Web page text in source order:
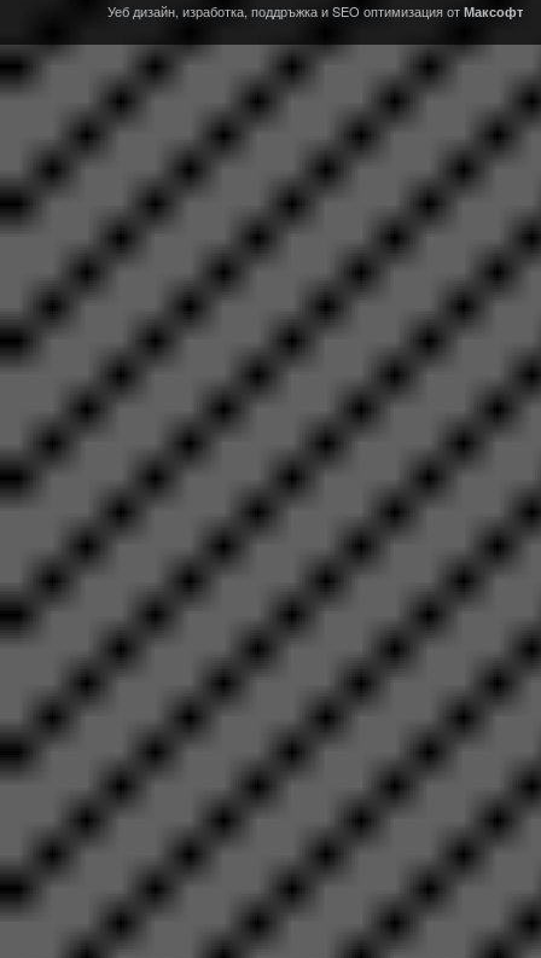
Уеб дизайн, изработка, поддръжка иSEO оптимизация от Максофт